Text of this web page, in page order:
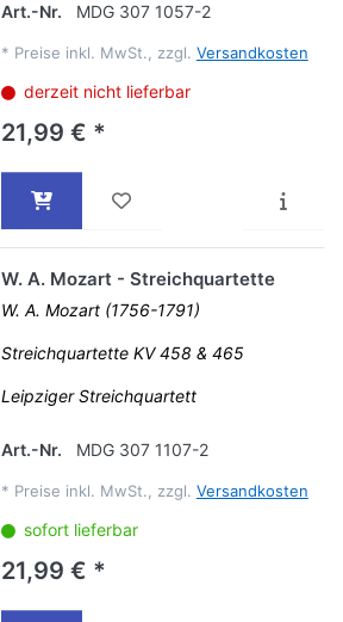
Art.-Nr.
MDG 307 1057-2
* Preise inkl. MwSt., zzgl. Versandkosten
derzeit nicht lieferbar
21,99 € *
W. A. Mozart - Streichquartette
W. A. Mozart (1756-1791)
Streichquartette KV 458 & 465
Leipziger Streichquartett
Art.-Nr. MDG 307 1107-2
* Preise inkl. MwSt., zzgl. Versandkosten
sofort lieferbar
21,99 € *